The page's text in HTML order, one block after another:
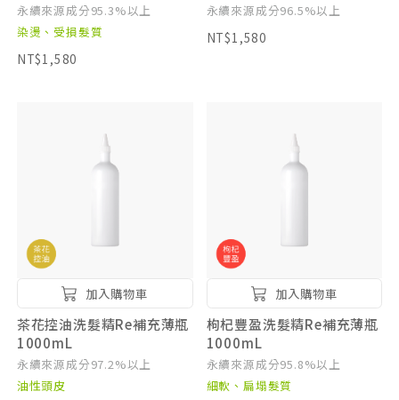
永續來源成分95.3%以上
染燙、受損髮質
NT$1,580
永續來源成分96.5%以上
NT$1,580
加入購物車
茶花控油洗髮精Re補充薄瓶
1000mL
永續來源成分97.2%以上
油性頭皮
加入購物車
枸杞豐盈洗髮精Re補充薄瓶
1000mL
永續來源成分95.8%以上
細軟、扁塌髮質